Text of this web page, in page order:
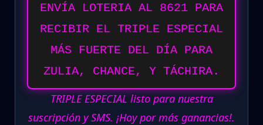
ENVÍA LOTERIA AL 8621 PARA
RECIBIR EL TRIPLE ESPECIAL
MÁS FUERTE DEL DÍA PARA
ZULIA, CHANCE, Y TÁCHIRA.
TRIPLE ESPECIAL listo para nuestra
suscripción y SMS. ¡Hoy por más ganancias!.